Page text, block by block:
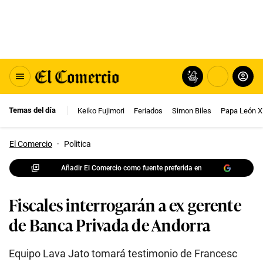
Temas del día Keiko Fujimori Feriados Simon Biles Papa León
El Comercio · Politica
Añadir El Comercio como fuente preferida en
Fiscales interrogarán a ex gerente
de Banca Privada de Andorra
Equipo Lava Jato tomará testimonio de Francesc